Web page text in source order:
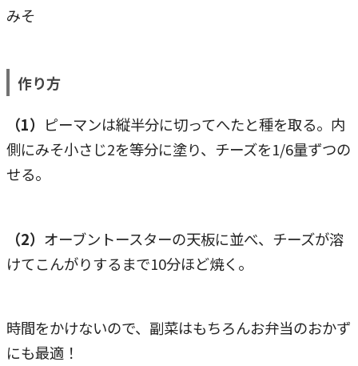
みそ
作り方
（1） ピーマンは縦半分に切ってへたと種を取る。内
側にみそ小さじ2を等分に塗り、チーズを1/6量ずつの
せる。
（2） オーブントースターの天板に並べ、チーズが溶
けてこんがりするまで10分ほど焼く。
時間をかけないので、副菜はもちろんお弁当のおかず
にも最適！